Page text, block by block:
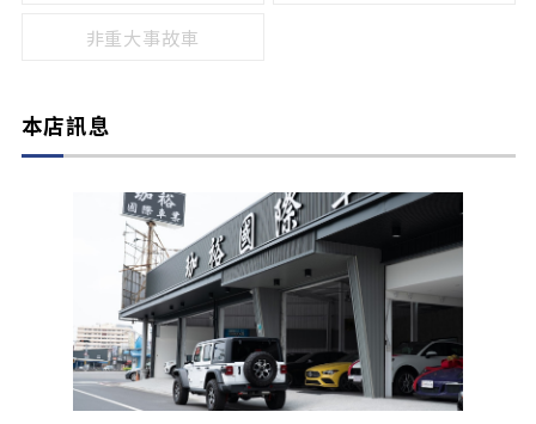
非重大事故車
本店訊息